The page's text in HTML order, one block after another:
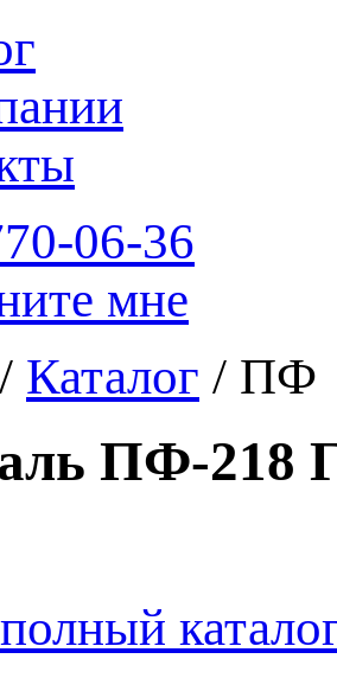
06-36
мне
/ Каталог / ПФ
ПФ-218